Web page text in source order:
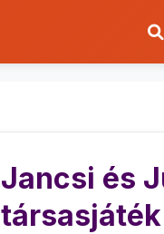
Jancsi és